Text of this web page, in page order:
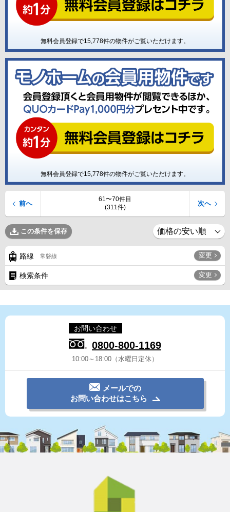
無料会員登録で15,778件の物件がご覧いただけます。
無料会員登録で15,778件の物件がご覧いただけます。
61〜70件目
(311件)
前へ 次へ
この条件を保存
路線 常磐線 変更
検索条件 変更
お問い合わせ
0800-800-1169
10:00～18:00（水曜日定休）
メールでの
お問い合わせはこちら